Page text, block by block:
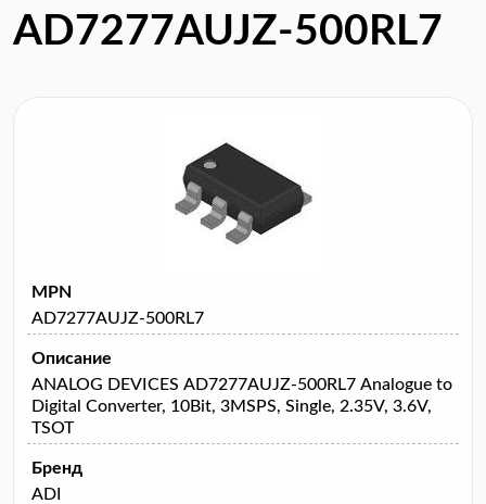
AD7277AUJZ-500RL7
MPN
AD7277AUJZ-500RL7
Описание
ANALOG DEVICES AD7277AUJZ-500RL7 Analogue to
Digital Converter, 10Bit, 3MSPS, Single, 2.35V, 3.6V,
TSOT
Бренд
ADI